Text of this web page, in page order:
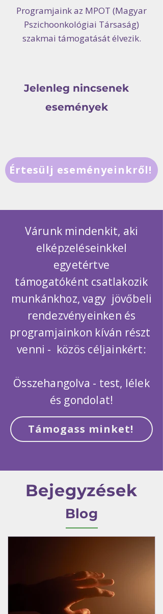
Programjaink az MPOT (Magyar
Pszichoonkológiai Társaság)
szakmai támogatását élvezik.
Jelenleg nincsenek
események
Értesülj eseményeinkről!
Várunk mindenkit, aki
elképzeléseinkkel
egyetértve
támogatóként csatlakozik
munkánkhoz, vagy jövőbeli
rendezvényeinken és
programjainkon kíván részt
venni - közös céljainkért:
Összehangolva - test, lélek
és gondolat!
Támogass minket!
Bejegyzések
Blog